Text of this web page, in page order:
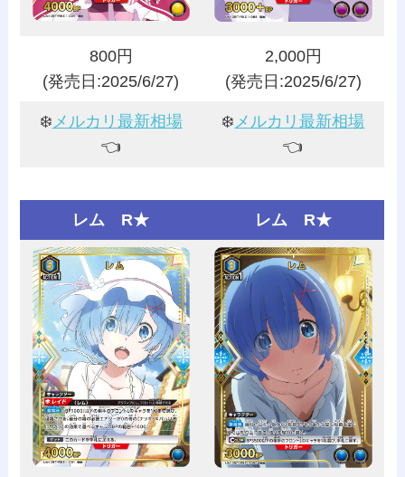
800円
(発売日:2025/6/27)
2,000円
(発売日:2025/6/27)
❄️メルカリ最新相場
👈️
❄️メルカリ最新相場
👈️
レム R★ レム R★